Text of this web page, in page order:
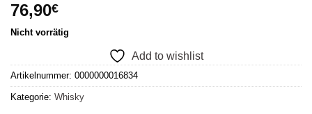
76,90€
Nicht vorrätig
Add to wishlist
Artikelnummer: 0000000016834
Kategorie: Whisky